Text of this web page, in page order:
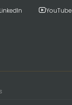
LinkedIn YouTube